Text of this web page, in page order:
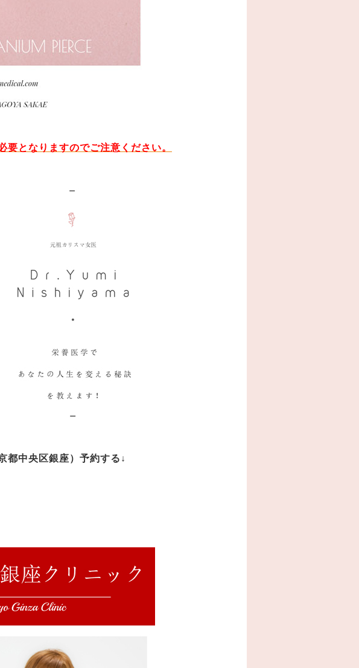
となりますのでご注意ください。
都中央区銀座）予約する ↓